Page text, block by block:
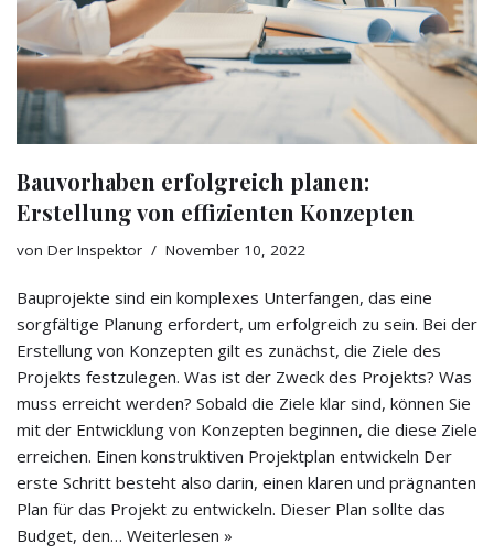
Bauvorhaben erfolgreich planen:
Erstellung von effizienten Konzepten
von Der Inspektor November 10, 2022
Bauprojekte sind ein komplexes Unterfangen, das eine
sorgfältige Planung erfordert, um erfolgreich zu sein. Bei der
Erstellung von Konzepten gilt es zunächst, die Ziele des
Projekts festzulegen. Was ist der Zweck des Projekts? Was
muss erreicht werden? Sobald die Ziele klar sind, können Sie
mit der Entwicklung von Konzepten beginnen, die diese Ziele
erreichen. Einen konstruktiven Projektplan entwickeln Der
erste Schritt besteht also darin, einen klaren und prägnanten
Plan für das Projekt zu entwickeln. Dieser Plan sollte das
Budget, den… Weiterlesen »